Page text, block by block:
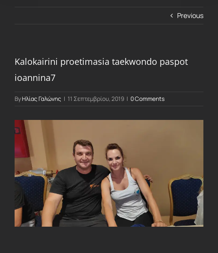
Previous
Kalokairini proetimasia taekwondo paspot
ioannina7
ByΗλίας Γαλώνης | 11 Σεπτεμβρίου, 2019 | 0 Comments